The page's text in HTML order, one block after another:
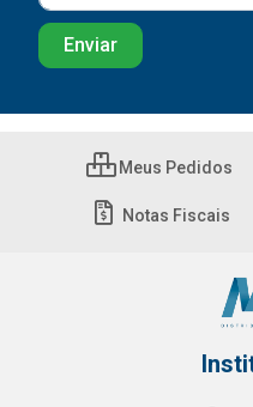
Meus Pedidos
Notas Fiscais